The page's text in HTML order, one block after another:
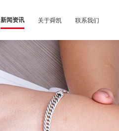
新闻资讯 关于舜凯 联系我们